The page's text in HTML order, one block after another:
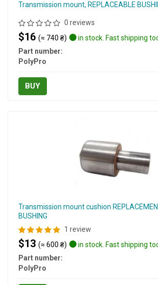
Transmission mount, REPLACEABLE
0 reviews
$16 (≈ 740 ₴)
in stock. Fast shipping
Part number:
PolyPro
BUY
Transmission mount cushion
BUSHING
1 review
$13 (≈ 600 ₴)
in stock. Fast shipping
Part number:
PolyPro